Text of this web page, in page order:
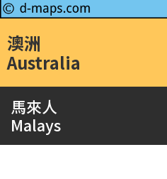
澳洲
Australia
馬來人
Malays